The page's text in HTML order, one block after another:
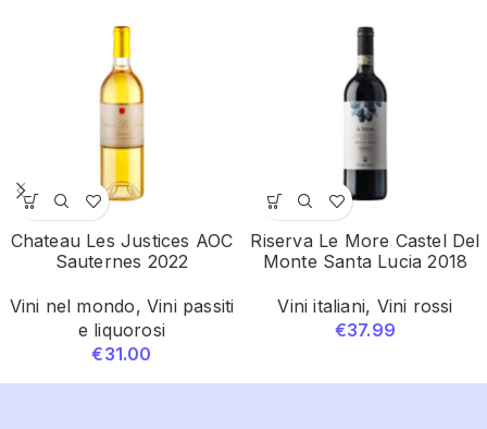
Chateau Les Justices AOC
Sauternes 2022
Vini nel mondo, Vini passiti
e liquorosi
€31.00
Riserva Le More Castel Del
Monte Santa Lucia 2018
Vini italiani, Vini rossi
€37.99